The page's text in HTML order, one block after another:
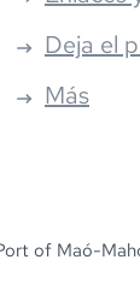
Deja el
Más
of Maó-